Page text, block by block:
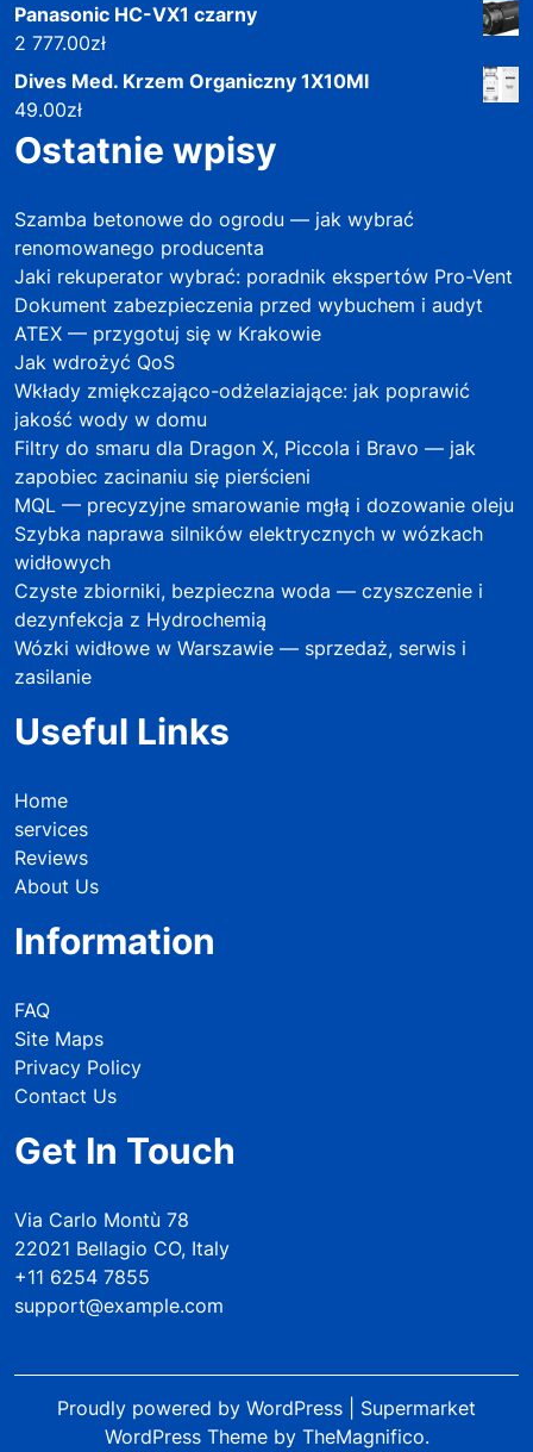
Panasonic HC-VX1 czarny
2 777.00zł
Dives Med. Krzem Organiczny 1X10Ml
49.00zł
Ostatnie wpisy
Szamba betonowe do ogrodu — jak wybrać
renomowanego producenta
Jaki rekuperator wybrać: poradnik ekspertów Pro-Vent
Dokument zabezpieczenia przed wybuchem i audyt
ATEX — przygotuj się w Krakowie
Jak wdrożyć QoS
Wkłady zmiękczająco-odżelaziające: jak poprawić
jakość wody w domu
Filtry do smaru dla Dragon X, Piccola i Bravo — jak
zapobiec zacinaniu się pierścieni
MQL — precyzyjne smarowanie mgłą i dozowanie oleju
Szybka naprawa silników elektrycznych w wózkach
widłowych
Czyste zbiorniki, bezpieczna woda — czyszczenie i
dezynfekcja z Hydrochemią
Wózki widłowe w Warszawie — sprzedaż, serwis i
zasilanie
Useful Links
Home
services
Reviews
About Us
Information
FAQ
Site Maps
Privacy Policy
Contact Us
Get In Touch
Via Carlo Montù 78
22021 Bellagio CO, Italy
+11 6254 7855
support@example.com
Proudly powered by WordPress
Supermarket
WordPress Theme by TheMagnifico.